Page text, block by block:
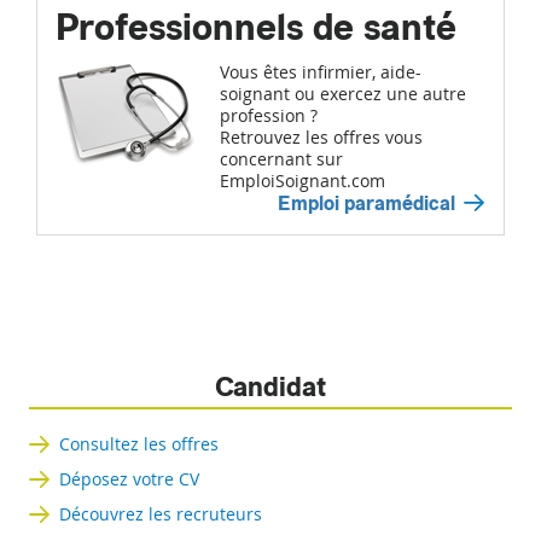
Professionnels de santé
Vous êtes infirmier, aide-
soignant ou exercez une autre
profession ?
Retrouvez les offres vous
concernant sur
EmploiSoignant.com
Emploi paramédical
Candidat
Consultez les offres
Déposez votre CV
Découvrez les recruteurs